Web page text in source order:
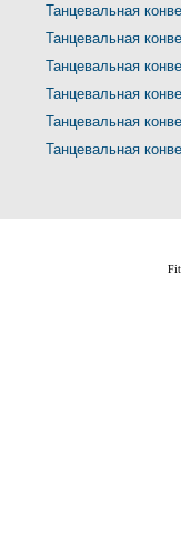
Танцевальная
Танцевальная
Танцевальная
Танцевальная
Танцевальная
Танцевальная